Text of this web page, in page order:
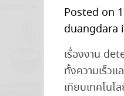
Posted on
duangdara
เรื่องงาน
ทั้งความเร็วแ
เทียบเทคโนโ